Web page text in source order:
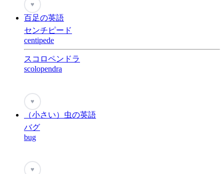
♥
百足の英語
センチピード
centipede
スコロペンドラ
scolopendra
♥
（小さい）虫の英語
バグ
bug
♥